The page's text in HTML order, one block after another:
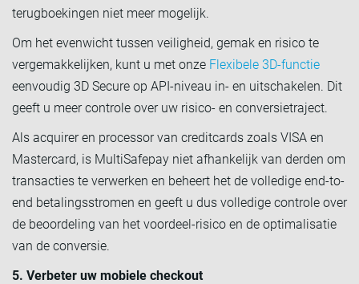
terugboekingen niet meer mogelijk.
Om het evenwicht tussen veiligheid, gemak en risico te
vergemakkelijken, kunt u met onze Flexibele 3D-functie
eenvoudig 3D Secure op API-niveau in- en uitschakelen. Dit
geeft u meer controle over uw risico- en conversietraject.
Als acquirer en processor van creditcards zoals VISA en
Mastercard, is MultiSafepay niet afhankelijk van derden om
transacties te verwerken en beheert het de volledige end-to-
end betalingsstromen en geeft u dus volledige controle over
de beoordeling van het voordeel-risico en de optimalisatie
van de conversie.
5. Verbeter uw mobiele checkout